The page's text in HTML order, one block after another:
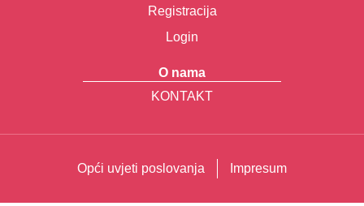
Registracija
Login
O nama
KONTAKT
Opći uvjeti poslovanja Impresum